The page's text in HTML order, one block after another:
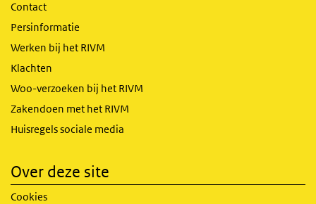
Contact
Persinformatie
Werken bij het RIVM
Klachten
Woo-verzoeken bij het RIVM
Zakendoen met het RIVM
Huisregels sociale media
Over deze site
Cookies